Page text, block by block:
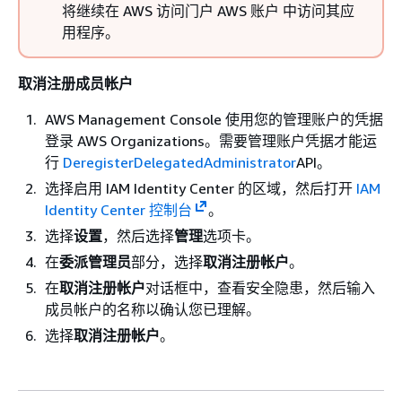
将继续在 AWS 访问门户 AWS 账户 中访问其应
用程序。
取消注册成员帐户
AWS Management Console 使用您的管理账户的凭据
登录 AWS Organizations。需要管理账户凭据才能运
行 DeregisterDelegatedAdministratorAPI。
选择启用 IAM Identity Center 的区域，然后打开 IAM
Identity Center 控制台
。
选择设置，然后选择管理选项卡。
在委派管理员部分，选择取消注册帐户。
在取消注册帐户对话框中，查看安全隐患，然后输入
成员帐户的名称以确认您已理解。
选择取消注册帐户。